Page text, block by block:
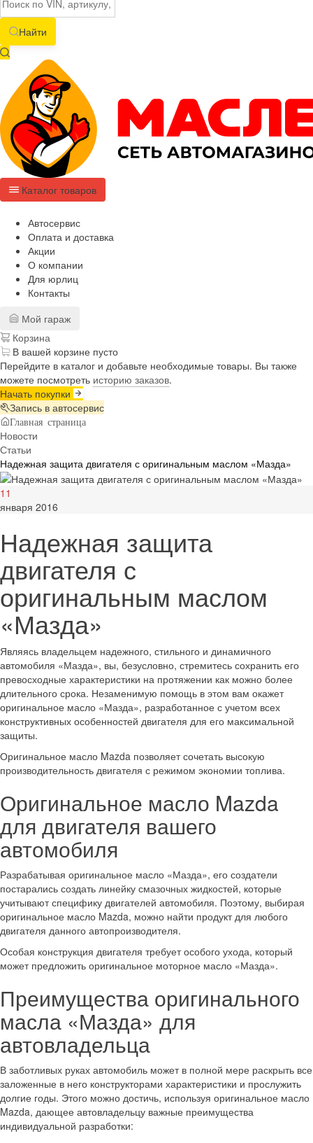
Найти
Каталог товаров
Автосервис
Оплата и доставка
Акции
О компании
Для юрлиц
Контакты
Мой гараж
Корзина
В вашей корзине пусто
Перейдите в каталог и добавьте необходимые товары. Вы также
можете посмотреть историю заказов.
Начать покупки
Запись в автосервис
Главная страница
Новости
Статьи
Надежная защита двигателя с оригинальным маслом «Мазда»
11
января 2016
Надежная защита
двигателя с
оригинальным маслом
«Мазда»
Являясь владельцем надежного, стильного и динамичного
автомобиля «Мазда», вы, безусловно, стремитесь сохранить его
превосходные характеристики на протяжении как можно более
длительного срока. Незаменимую помощь в этом вам окажет
оригинальное масло «Мазда», разработанное с учетом всех
конструктивных особенностей двигателя для его максимальной
защиты.
Оригинальное масло Mazda позволяет сочетать высокую
производительность двигателя с режимом экономии топлива.
Оригинальное масло Mazda
для двигателя вашего
автомобиля
Разрабатывая оригинальное масло «Мазда», его создатели
постарались создать линейку смазочных жидкостей, которые
учитывают специфику двигателей автомобиля. Поэтому, выбирая
оригинальное масло Mazda, можно найти продукт для любого
двигателя данного автопроизводителя.
Особая конструкция двигателя требует особого ухода, который
может предложить оригинальное моторное масло «Мазда».
Преимущества оригинального
масла «Мазда» для
автовладельца
В заботливых руках автомобиль может в полной мере раскрыть все
заложенные в него конструкторами характеристики и прослужить
долгие годы. Этого можно достичь, используя оригинальное масло
Mazda, дающее автовладельцу важные преимущества
индивидуальной разработки: